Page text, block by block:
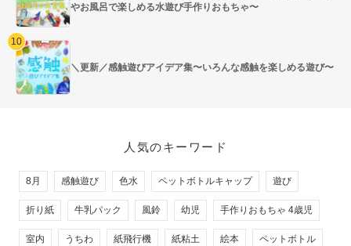
やお風呂で楽しめる水遊び手作りおもちゃ〜
＼更新／感触遊びアイデア集〜いろんな感触を楽しめる遊び〜
人気のキーワード
8月 感触遊び 色水 ペットボトルキャップ 遊び
折り紙 牛乳パック 風鈴 幼児 手作りおもちゃ 4歳児
室内 うちわ 紙飛行機 紙粘土 絵本 ペットボトル